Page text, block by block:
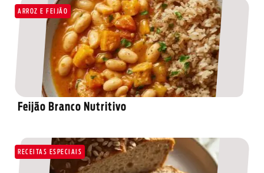
OUVIDORIA
ARROZ E FEIJÃO
Feijão Branco Nutritivo
RECEITAS ESPECIAIS